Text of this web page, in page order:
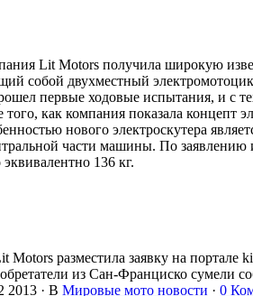
Lit Motors получила широкую
собой двухместный
первые ходовые испытания, и с
как компания показала концепт
нового электроскутера
части машины. По
136 кг.
разместила заявку на портале
из Сан-Франциско сумели
2013 · В Мировые мото новости · 0